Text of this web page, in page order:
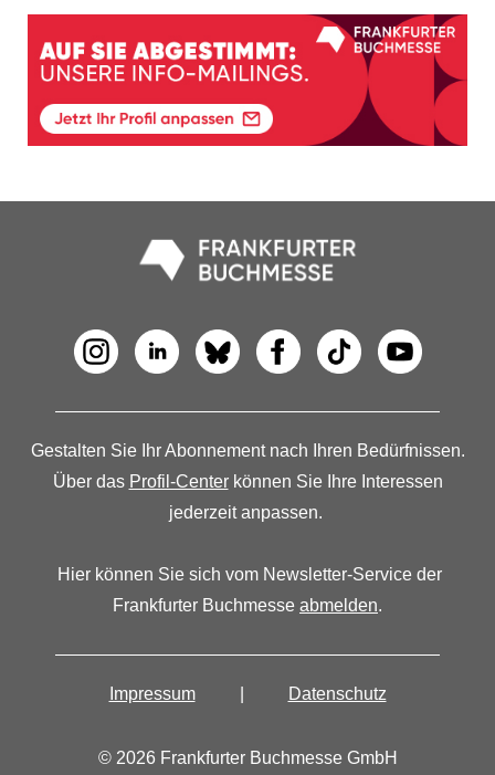
Gestalten Sie Ihr Abonnement nach Ihren Bedürfnissen.
Über das Profil-Centerkönnen Sie Ihre Interessen
jederzeit anpassen.
Hier können Sie sich vom Newsletter-Service der
Frankfurter Buchmesse abmelden.
Impressum| Datenschutz
© 2026 Frankfurter Buchmesse GmbH